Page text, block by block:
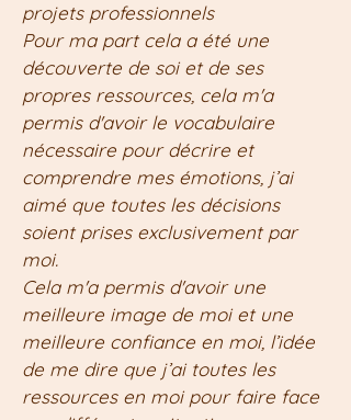
projets professionnels
Pour ma part cela a été une
découverte de soi et de ses
propres ressources, cela m'a
permis d'avoir le vocabulaire
nécessaire pour décrire et
comprendre mes émotions, j’ai
aimé que toutes les décisions
soient prises exclusivement par
moi.
Cela m'a permis d'avoir une
meilleure image de moi et une
meilleure confiance en moi, l’idée
de me dire que j’ai toutes les
ressources en moi pour faire face